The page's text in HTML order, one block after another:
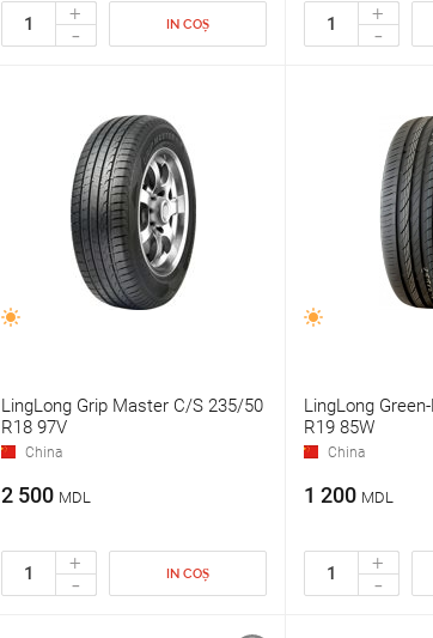
+
- IN COȘ +
-
LingLong Grip Master C/S 235/50
R18 97V
China
2 500 MDL
+
- IN COȘ
LingLong
R19 85W
China
1 200 MDL
+
-